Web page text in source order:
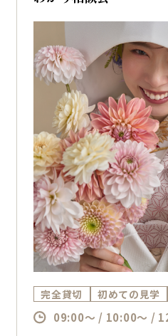
完全貸切 初めての見学
09:00～ / 10:00～ /